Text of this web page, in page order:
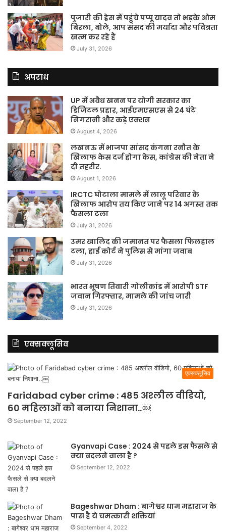
पुजारी की ड्रेस में पहुंचे पप्पू यादव तो भड़के ओम
बिरला, बोले, आप संसद की मर्यादा और पवित्रता
खत्म कर रहे हैं
July 31, 2026
अपराध
UP में अवैध खनन पर योगी सरकार का
डिजिटल प्रहार, आईएमएसएस से 24 घंटे
निगरानी और कड़े एक्शन
August 4, 2026
लखनऊ में भाजपा सांसद कंगना रनौत के
खिलाफ केस दर्ज होगा केस, कांग्रेस की नेता ने
दी तहरीर.
August 1, 2026
IRCTC घोटाला मामले में लालू परिवार के
खिलाफ आरोप तय किए जाने पर 14 अगस्त तक
फैसला टला
July 31, 2026
उमर खालिद की जमानत पर फैसला फिलहाल
टला, हाई कोर्ट ने पुलिस से मांगा जवाब
July 31, 2026
भारत भूषण तिवारी गोलीकांड में आरोपी STF
जवान गिरफ्तार, मामले की जांच जारी
July 31, 2026
एक्सक्लूसिव
एक्सक्लूसिव
Faridabad cyber crime : 485 अश्लील वीडियो,
60 महिलाओं को बनाया निशाना..￼
September 12, 2022
Gyanvapi Case : 2024 से पहले इस फैसले से
क्या बदलने वाला है ?
September 12, 2022
Bageshwar Dham : बागेश्वर धाम महाराज के
पास है ये चमत्कारी शक्तियां
September 4, 2022